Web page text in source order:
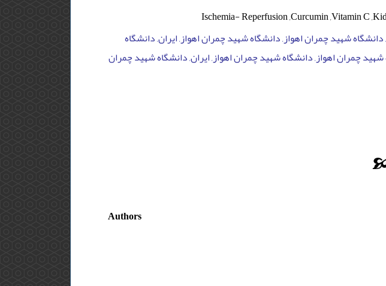
شهید چمران اهواز, دانشگاه شهید چمران اهواز, ایران, دانشگاه
چمران اهواز, دانشگاه شهید چمران اهواز, ایران, دانشگاه شهید چمران
Authors